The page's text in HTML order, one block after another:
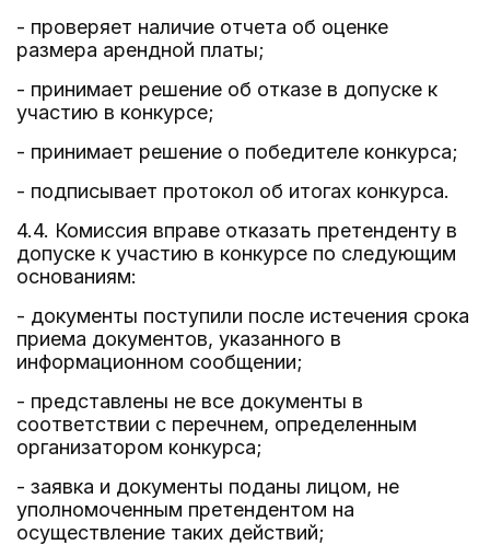
- проверяет наличие отчета об оценке
размера арендной платы;
- принимает решение об отказе в допуске к
участию в конкурсе;
- принимает решение о победителе конкурса;
- подписывает протокол об итогах конкурса.
4.4. Комиссия вправе отказать претенденту в
допуске к участию в конкурсе по следующим
основаниям:
- документы поступили после истечения срока
приема документов, указанного в
информационном сообщении;
- представлены не все документы в
соответствии с перечнем, определенным
организатором конкурса;
- заявка и документы поданы лицом, не
уполномоченным претендентом на
осуществление таких действий;